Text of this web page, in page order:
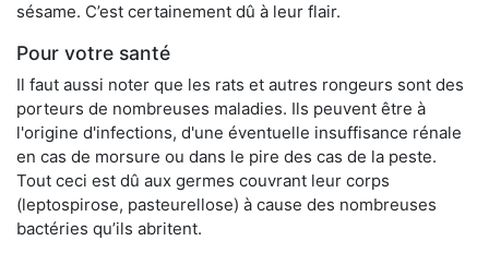
sésame. C’est certainement dû à leur flair.
Pour votre santé
Il faut aussi noter que les rats et autres rongeurs sont des
porteurs de nombreuses maladies. Ils peuvent être à
l'origine d'infections, d'une éventuelle insuffisance rénale
en cas de morsure ou dans le pire des cas de la peste.
Tout ceci est dû aux germes couvrant leur corps
(leptospirose, pasteurellose) à cause des nombreuses
bactéries qu’ils abritent.